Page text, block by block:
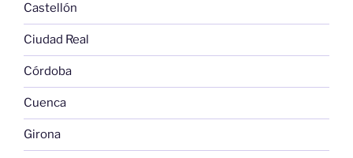
Castellón
Ciudad Real
Córdoba
Cuenca
Girona